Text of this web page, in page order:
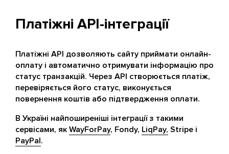
Платіжні API-інтеграції
Платіжні API дозволяють сайту приймати онлайн-
оплату і автоматично отримувати інформацію про
статус транзакцій. Через API створюється платіж,
перевіряється його статус, виконується
повернення коштів або підтвердження оплати.
В Україні найпоширеніші інтеграції з такими
сервісами, як WayForPay, Fondy, LiqPay, Stripe і
PayPal.